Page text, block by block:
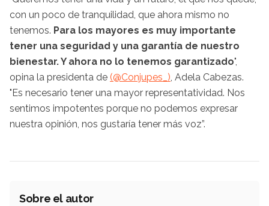
con un poco de tranquilidad, que ahora mismo no
tenemos. Para los mayores es muy importante
tener una seguridad y una garantía de nuestro
bienestar. Y ahora no lo tenemos garantizado",
opina la presidenta de (@Conjupes_), Adela Cabezas.
"Es necesario tener una mayor representatividad. Nos
sentimos impotentes porque no podemos expresar
nuestra opinión, nos gustaría tener más voz”.
Sobre el autor